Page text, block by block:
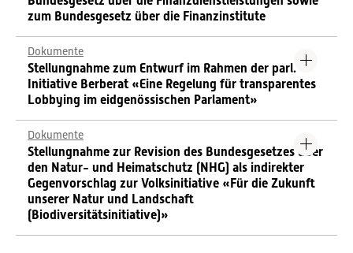
zum Bundesgesetz über die Finanzinstitute
Dokumente
Stellungnahme zum Entwurf im Rahmen der parl.
Initiative Berberat «Eine Regelung für transparentes
Lobbying im eidgenössischen Parlament»
Dokumente
Stellungnahme zur Revision des Bundesgesetzes über
den Natur- und Heimatschutz (NHG) als indirekter
Gegenvorschlag zur Volksinitiative «Für die Zukunft
unserer Natur und Landschaft
(Biodiversitätsinitiative)»